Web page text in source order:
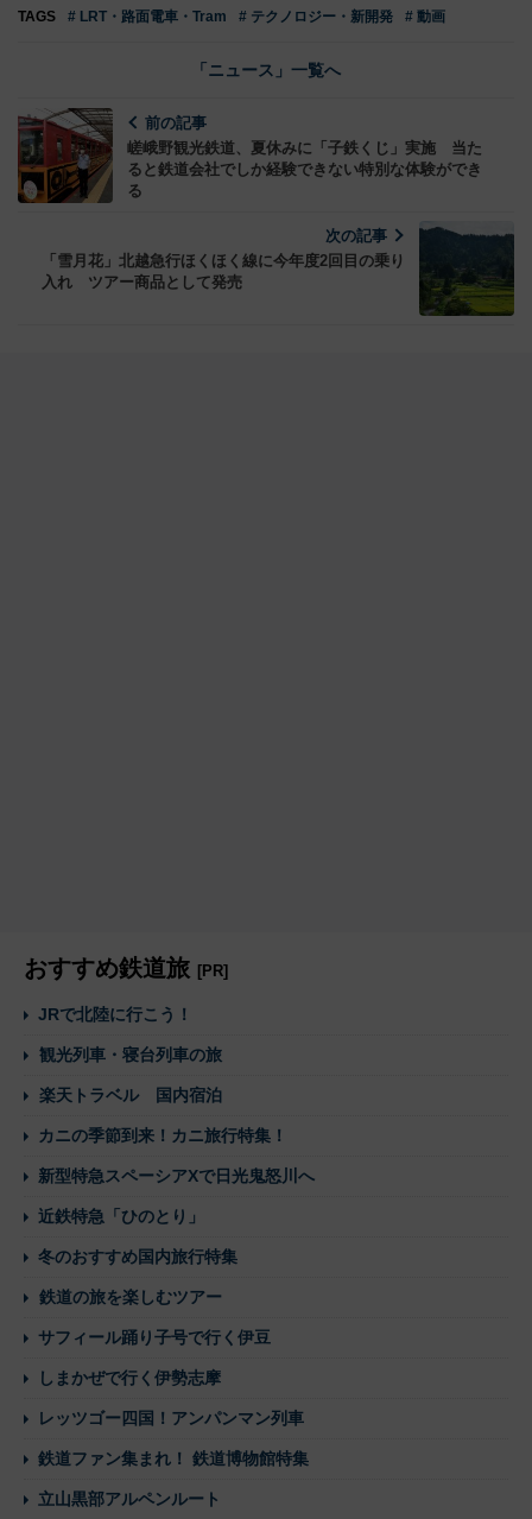
TAGS # LRT・路面電車・Tram # テクノロジー・新開発 # 動画
「ニュース」一覧へ
前の記事
嵯峨野観光鉄道、夏休みに「子鉄くじ」実施 当た
ると鉄道会社でしか経験できない特別な体験ができ
る
次の記事
「雪月花」北越急行ほくほく線に今年度2回目の乗り
入れ ツアー商品として発売
おすすめ鉄道旅 [PR]
JRで北陸に行こう！
観光列車・寝台列車の旅
楽天トラベル 国内宿泊
カニの季節到来！カニ旅行特集！
新型特急スペーシアXで日光鬼怒川へ
近鉄特急「ひのとり」
冬のおすすめ国内旅行特集
鉄道の旅を楽しむツアー
サフィール踊り子号で行く伊豆
しまかぜで行く伊勢志摩
レッツゴー四国！アンパンマン列車
鉄道ファン集まれ！ 鉄道博物館特集
立山黒部アルペンルート